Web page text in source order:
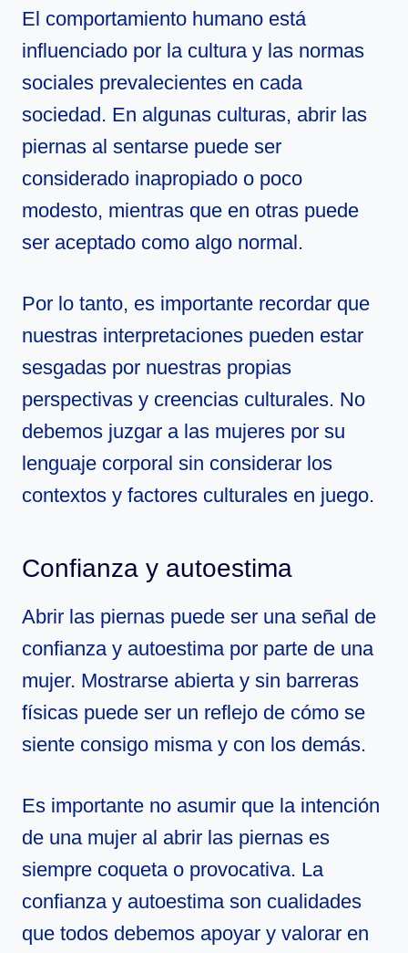
El comportamiento humano está
influenciado por la cultura y las normas
sociales prevalecientes en cada
sociedad. En algunas culturas, abrir las
piernas al sentarse puede ser
considerado inapropiado o poco
modesto, mientras que en otras puede
ser aceptado como algo normal.
Por lo tanto, es importante recordar que
nuestras interpretaciones pueden estar
sesgadas por nuestras propias
perspectivas y creencias culturales. No
debemos juzgar a las mujeres por su
lenguaje corporal sin considerar los
contextos y factores culturales en juego.
Confianza y autoestima
Abrir las piernas puede ser una señal de
confianza y autoestima por parte de una
mujer. Mostrarse abierta y sin barreras
físicas puede ser un reflejo de cómo se
siente consigo misma y con los demás.
Es importante no asumir que la intención
de una mujer al abrir las piernas es
siempre coqueta o provocativa. La
confianza y autoestima son cualidades
que todos debemos apoyar y valorar en